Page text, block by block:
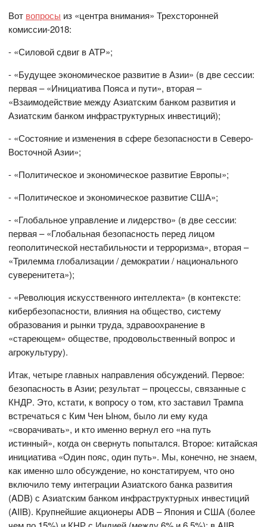
Вот вопросы из «центра внимания» Трехсторонней
комиссии-2018:
- «Силовой сдвиг в АТР»;
- «Будущее экономическое развитие в Азии» (в две сессии:
первая – «Инициатива Пояса и пути», вторая –
«Взаимодействие между Азиатским банком развития и
Азиатским банком инфраструктурных инвестиций);
- «Состояние и изменения в сфере безопасности в Северо-
Восточной Азии»;
- «Политическое и экономическое развитие Европы»;
- «Политическое и экономическое развитие США»;
- «Глобальное управление и лидерство» (в две сессии:
первая – «Глобальная безопасность перед лицом
геополитической нестабильности и терроризма», вторая –
«Трилемма глобализации / демократии / национального
суверенитета»);
- «Революция искусственного интеллекта» (в контексте:
кибербезопасности, влияния на общество, систему
образования и рынки труда, здравоохранение в
«стареющем» обществе, продовольственный вопрос и
агрокультуру).
Итак, четыре главных направления обсуждений. Первое:
безопасность в Азии; результат – процессы, связанные с
КНДР. Это, кстати, к вопросу о том, кто заставил Трампа
встречаться с Ким Чен Ыном, было ли ему куда
«сворачивать», и кто именно вернул его «на путь
истинный», когда он свернуть попытался. Второе: китайская
инициатива «Один пояс, один путь». Мы, конечно, не знаем,
как именно шло обсуждение, но констатируем, что оно
включило тему интеграции Азиатского банка развития
(ADB) с Азиатским банком инфраструктурных инвестиций
(AIIB). Крупнейшие акционеры ADB – Япония и США (более